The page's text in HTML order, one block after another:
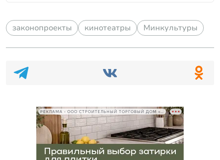
законопроекты кинотеатры Минкультуры
РЕКЛАМА • ООО СТРОИТЕЛЬНЫЙ ТОРГОВЫЙ ДОМ «ПЕТРОВИЧ», ИНН 7802348846